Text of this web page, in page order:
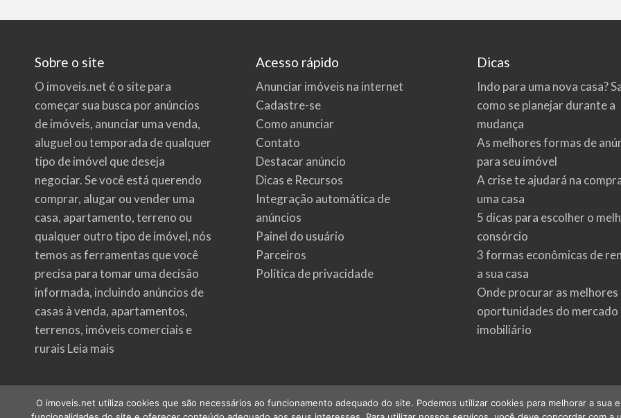
Sobre o site
O imoveis.net é o site para
começar sua busca poranúncios
de imóveis, anunciar uma venda,
aluguel ou temporada de qualquer
tipo de imóvel que deseja
negociar. Se você está querendo
comprar, alugar ou vender uma
casa, apartamento, terreno ou
qualquer outro tipo de imóvel, nós
temos as ferramentas que você
precisa para tomar uma decisão
informada, incluindo anúncios de
casas à venda, apartamentos,
terrenos, imóveis comerciais e
rurais Leia mais
Acesso rápido
Anunciar imóveis na internet
Cadastre-se
Como anunciar
Contato
Destacar anúncio
Dicas e Recursos
Integração automática de
anúncios
Painel do usuário
Parceiros
Política de privacidade
Dicas
Indo para uma nova casa?
como se planejar durante a
mudança
As melhores formas de
para seu imóvel
A crise te ajudará na
uma casa
5 dicas para escolher o
consórcio
3 formas econômicas de
a sua casa
Onde procurar as melhores
oportunidades do mercado
imobiliário
O imoveis.net utiliza cookies que são necessários ao funcionamento adequado do site. Podemos utilizar cookies para melhorar a